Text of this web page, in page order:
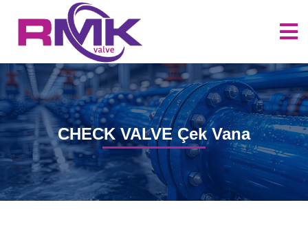
CHECK VALVE Çek Vana